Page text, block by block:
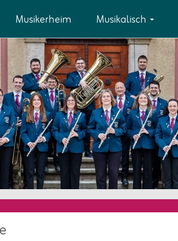
Musikerheim Musikalisch